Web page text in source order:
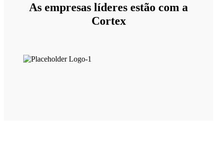
As empresas líderes estão com a
Cortex